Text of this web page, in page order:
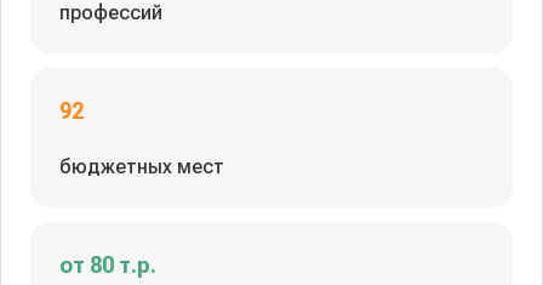
профессий
92
бюджетных мест
от 80 т.р.